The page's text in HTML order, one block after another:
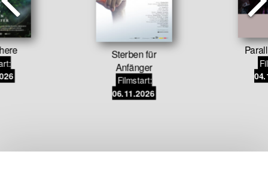
Sterben für
Anfänger
Filmstart:
06.11.2026